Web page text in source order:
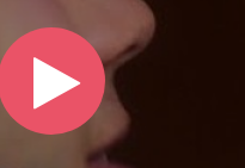
Play